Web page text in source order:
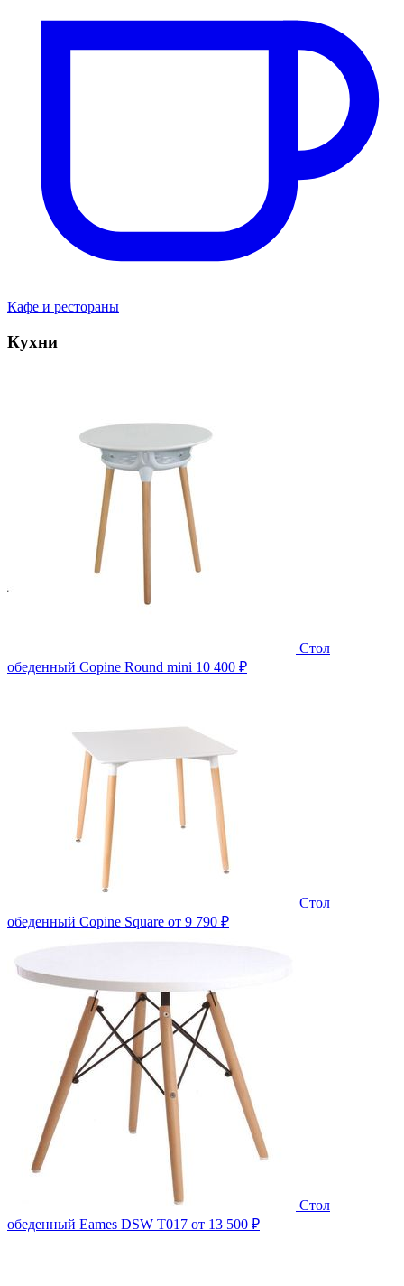
Кафе и рестораны
Кухни
Стол
обеденный Copine Round mini 10 400 ₽
Стол
обеденный Copine Square от 9 790 ₽
Стол
обеденный Eames DSW T017 от 13 500 ₽